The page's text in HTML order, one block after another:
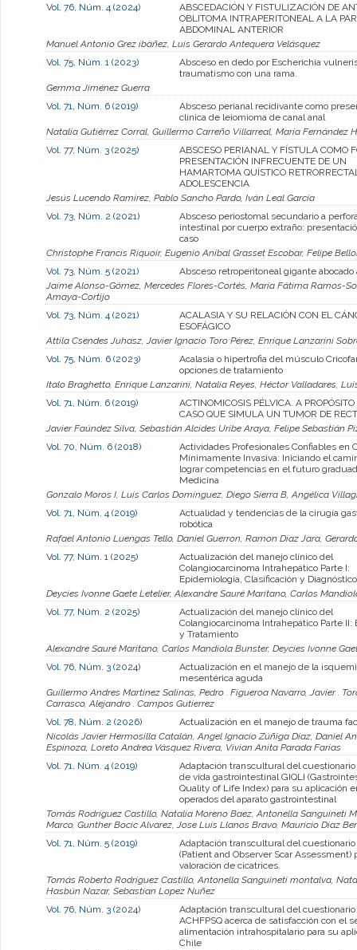
Vol. 76, Núm. 4 (2024)
ABSCEDACIÓN Y FISTULIZACIÓN DE
OBLITOMA INTRAPERITONEAL A LA
ABDOMINAL ANTERIOR
Manuel Antonio Grez ibàñez, Luis Gerardo Antequera Velásquez
Vol. 75, Núm. 1 (2023)
Absceso en dedo por Escherichia
traumatismo con una rama.
Gemma Jiménez Guerra
Vol. 71, Núm. 6 (2019)
Absceso perianal recidivante como
clínica de leiomioma de canal anal
Natalia Gutiérrez Corral, Guillermo Carreño Villarreal, María Fernández
Vol. 77, Núm. 3 (2025)
ABSCESO PERIANAL Y FÍSTULA COMO
PRESENTACIÓN INFRECUENTE DE UN
HAMARTOMA QUÍSTICO
ADOLESCENCIA
Jesús Lucendo Ramírez, Pablo Sancho Pardo, Iván Leal García
Vol. 73, Núm. 2 (2021)
Absceso periostomal secundario a
intestinal por cuerpo extraño:
caso
Christophe Francis Riquoir, Eugenio Aníbal Grasset Escobar, Felipe
Vol. 73, Núm. 5 (2021)
Absceso retroperitoneal gigante abocado
Jaime Alonso-Gómez, Mercedes Flores-Cortés, María Fátima Ramos-
Amaya-Cortijo
Vol. 73, Núm. 4 (2021)
ACALASIA Y SU RELACIÓN CON EL
ESOFÁGICO
Attila Csendes Juhasz, Javier Ignacio Toro Pérez, Enrique Lanzarini
Vol. 75, Núm. 6 (2023)
Acalasia o hipertrofia del músculo
opciones de tratamiento
Italo Braghetto, Enrique Lanzarini, Natalia Reyes, Héctor Valladares,
Vol. 71, Núm. 6 (2019)
ACTINOMICOSIS PÉLVICA. A
CASO QUE SIMULA UN TUMOR DE
Javier Faúndez Silva, Sebastián Alcides Uribe Araya, Felipe Sebastián
Vol. 70, Núm. 6 (2018)
Actividades Profesionales Confiables en
Mínimamente Invasiva: Iniciando el
lograr competencias en el futuro
Medicina
Gonzalo Moros I, Luis Carlos Domínguez, Diego Sierra B, Angélica
Vol. 71, Núm. 4 (2019)
Actualidad y tendencias de la cirugía
robótica
Rafael Antonio Luengas Tello, Daniel Guerron, Ramon Diaz Jara,
Vol. 77, Núm. 1 (2025)
Actualización del manejo clínico del
Colangiocarcinoma Intrahepático Parte I:
Epidemiología, Clasificación y Diagnóstico
Deycies Ivonne Gaete Letelier, Alexandre Sauré Maritano, Carlos
Vol. 77, Núm. 2 (2025)
Actualización del manejo clínico del
Colangiocarcinoma Intrahepático Parte II:
y Tratamiento
Alexandre Sauré Maritano, Carlos Mandiola Bunster, Deycies Ivonne
Vol. 76, Núm. 3 (2024)
Actualización en el manejo de la
mesentérica aguda
Guillermo Andres Martinez Salinas, Pedro . Figueroa Navarro, Javier .
Carrasco, Alejandro . Campos Gutierrez
Vol. 78, Núm. 2 (2026)
Actualización en el manejo de trauma
Nicolás Javier Hermosilla Catalán, Angel Ignacio Zúñiga Díaz, Daniel
Espinoza, Loreto Andrea Vásquez Rivera, Vivian Anita Parada Farias
Vol. 71, Núm. 4 (2019)
Adaptación transcultural del
de vida gastrointestinal GIQLI
Quality of Life Index) para su aplicación
operados del aparato gastrointestinal
Tomás Rodríguez Castillo, Natalia Moreno Baez, Antonella Sanguineti
Marco, Gunther Bocic Alvarez, Jose Luis Llanos Bravo, Mauricio Diaz
Vol. 71, Núm. 5 (2019)
Adaptación transcultural del cuestionario
(Patient and Observer Scar Assessment)
valoración de cicatrices.
Tomás Roberto Rodríguez Castillo, Antonella Sanguineti montalva,
Hasbún Nazar, Sebastian Lopez Nuñez
Vol. 76, Núm. 3 (2024)
Adaptación transcultural del cuestionario
ACHFPSQ acerca de satisfacción con el
alimentación intrahospitalario para su
Chile